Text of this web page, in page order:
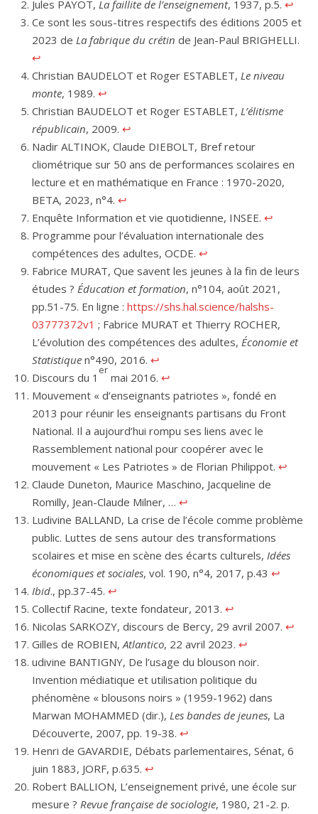
Jules PAYOT, La faillite de l’enseignement, 1937, p.5. ↩︎
Ce sont les sous-titres respectifs des éditions 2005 et
2023 de La fabrique du crétin de Jean-Paul BRIGHELLI.
↩︎
Christian BAUDELOT et Roger ESTABLET, Le niveau
monte, 1989. ↩︎
Christian BAUDELOT et Roger ESTABLET, L’élitisme
républicain, 2009. ↩︎
Nadir ALTINOK, Claude DIEBOLT, Bref retour
cliométrique sur 50 ans de performances scolaires en
lecture et en mathématique en France : 1970-2020,
BETA, 2023, n°4. ↩︎
Enquête Information et vie quotidienne, INSEE. ↩︎
Programme pour l’évaluation internationale des
compétences des adultes, OCDE. ↩︎
Fabrice MURAT, Que savent les jeunes à la fin de leurs
études ? Éducation et formation, n°104, août 2021,
pp.51-75. En ligne : https://shs.hal.science/halshs-
03777372v1 ; Fabrice MURAT et Thierry ROCHER,
L’évolution des compétences des adultes, Économie et
Statistique n°490, 2016. ↩︎
Discours du 1
er
mai 2016. ↩︎
Mouvement « d’enseignants patriotes », fondé en
2013 pour réunir les enseignants partisans du Front
National. Il a aujourd’hui rompu ses liens avec le
Rassemblement national pour coopérer avec le
mouvement « Les Patriotes » de Florian Philippot. ↩︎
Claude Duneton, Maurice Maschino, Jacqueline de
Romilly, Jean-Claude Milner, … ↩︎
Ludivine BALLAND, La crise de l’école comme problème
public. Luttes de sens autour des transformations
scolaires et mise en scène des écarts culturels, Idées
économiques et sociales, vol. 190, n°4, 2017, p.43 ↩︎
Ibid., pp.37-45. ↩︎
Collectif Racine, texte fondateur, 2013. ↩︎
Nicolas SARKOZY, discours de Bercy, 29 avril 2007. ↩︎
Gilles de ROBIEN,Atlantico, 22 avril 2023. ↩︎
udivine BANTIGNY, De l’usage du blouson noir.
Invention médiatique et utilisation politique du
phénomène « blousons noirs » (1959-1962) dans
Marwan MOHAMMED (dir.), Les bandes de jeunes, La
Découverte, 2007, pp. 19-38. ↩︎
Henri de GAVARDIE, Débats parlementaires, Sénat, 6
juin 1883, JORF, p.635. ↩︎
Robert BALLION, L’enseignement privé, une école sur
mesure ? Revue française de sociologie, 1980, 21-2. p.